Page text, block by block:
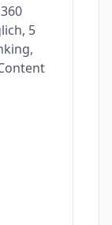
5